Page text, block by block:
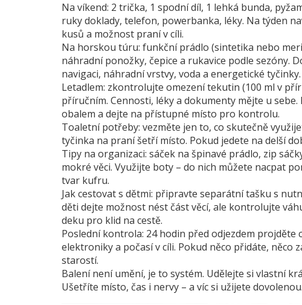
Na víkend: 2 trička, 1 spodní díl, 1 lehká bunda,
ruky doklady, telefon, powerbanka, léky. Na týden
kusů a možnost praní v cíli.
Na horskou túru: funkční prádlo (sintetika nebo
náhradní ponožky, čepice a rukavice podle sezóny.
navigaci, náhradní vrstvy, voda a energetické tyčinky.
Letadlem: zkontrolujte omezení tekutin (100 ml v
příručním. Cennosti, léky a dokumenty mějte u
obalem a dejte na přístupné místo pro kontrolu.
Toaletní potřeby: vezměte jen to, co skutečně
tyčinka na praní šetří místo. Pokud jedete na delší
Tipy na organizaci: sáček na špinavé prádlo, zip
mokré věci. Využijte boty – do nich můžete nacpat
tvar kufru.
Jak cestovat s dětmi: připravte separátní tašku s
děti dejte možnost nést část věcí, ale kontrolujte
deku pro klid na cestě.
Poslední kontrola: 24 hodin před odjezdem
elektroniky a počasí v cíli. Pokud něco přidáte, něco
starostí.
Balení není umění, je to systém. Udělejte si vlastní
Ušetříte místo, čas i nervy – a víc si užijete dovolenou.